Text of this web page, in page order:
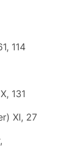
114
131
XI, 27